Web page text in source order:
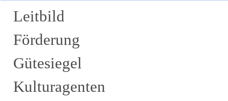
Leitbild
Förderung
Gütesiegel
Kulturagenten